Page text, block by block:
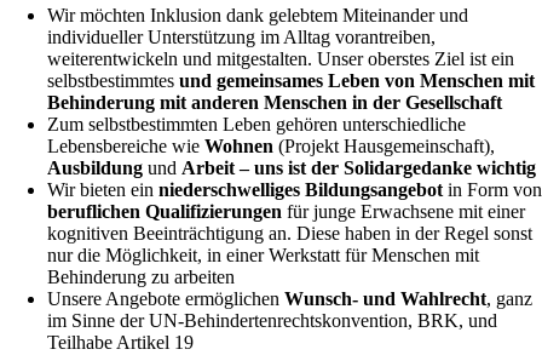
Wir möchten Inklusion dank gelebtem Miteinander und
individueller Unterstützung im Alltag vorantreiben,
weiterentwickeln und mitgestalten. Unser oberstes Ziel ist ein
selbstbestimmtes und gemeinsames Leben von Menschen mit
Behinderung mit anderen Menschen in der Gesellschaft
Zum selbstbestimmten Leben gehören unterschiedliche
Lebensbereiche wieWohnen (Projekt Hausgemeinschaft),
Ausbildung und Arbeit – uns ist der Solidargedanke wichtig
Wir bieten einniederschwelliges Bildungsangebotin Form von
beruflichen Qualifizierungen für junge Erwachsene mit einer
kognitiven Beeinträchtigung an. Diese haben in der Regel sonst
nur die Möglichkeit, in einer Werkstatt für Menschen mit
Behinderung zu arbeiten
Unsere Angebote ermöglichenWunsch- und Wahlrecht, ganz
im Sinne der UN-Behindertenrechtskonvention, BRK, und
Teilhabe Artikel 19